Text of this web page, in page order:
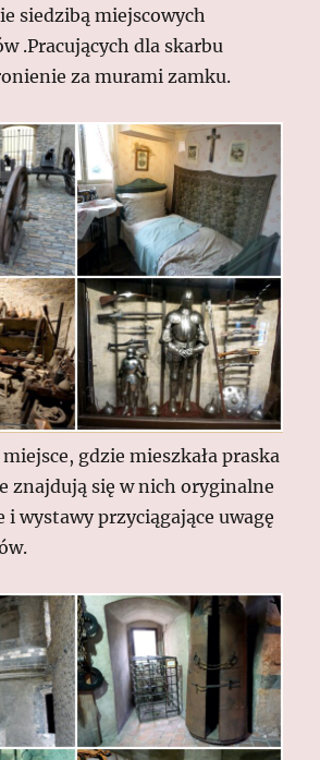
siedzibą miejscowych
.Pracujących dla skarbu
za murami zamku.
gdzie mieszkała praska
znajdują się w nich oryginalne
wystawy przyciągające uwagę